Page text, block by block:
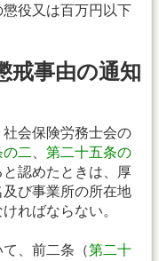
懲役又は百万円以下
戒事由の通知
会保険労務士会の
二
第二十五条の
認めたときは、厚
び事業所の所在地
ればならない。
、前二条（第二十